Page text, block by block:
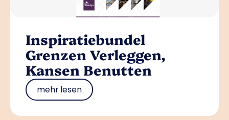
Inspiratiebundel
Grenzen Verleggen,
Kansen Benutten
mehr lesen